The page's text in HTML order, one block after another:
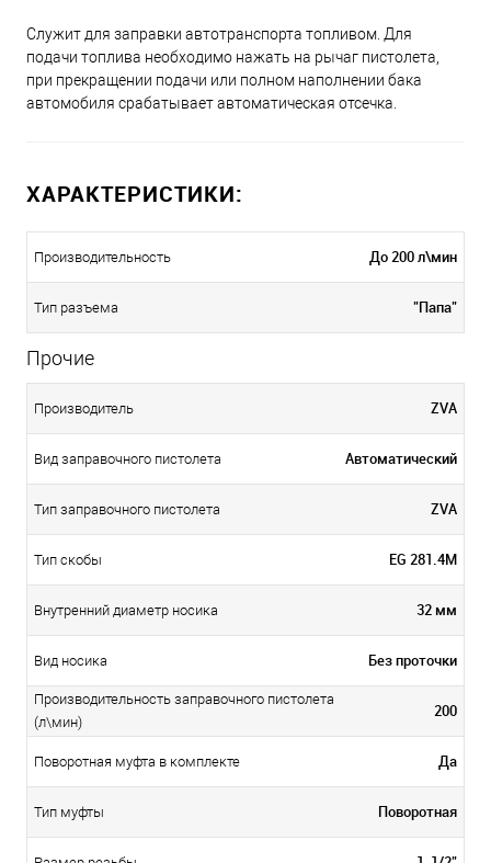
Служит для заправки автотранспорта топливом. Для
подачи топлива необходимо нажать на рычаг пистолета,
при прекращении подачи или полном наполнении бака
автомобиля срабатывает автоматическая отсечка.
ХАРАКТЕРИСТИКИ:
Производительность До 200 л\мин
Тип разъема "Папа"
Прочие
Производитель ZVA
Вид заправочного пистолета Автоматический
Тип заправочного пистолета ZVA
Тип скобы EG 281.4M
Внутренний диаметр носика 32 мм
Вид носика Без проточки
Производительность заправочного пистолета
(л\мин)
200
Поворотная муфта в комплекте Да
Тип муфты Поворотная